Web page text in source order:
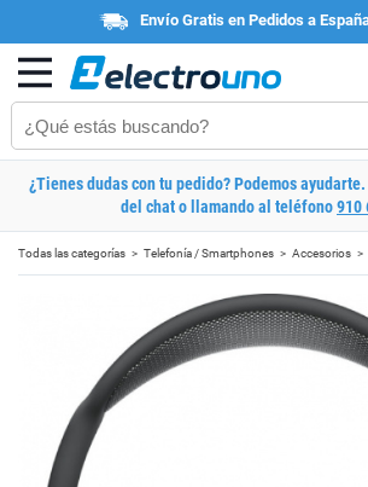
Envío Gratis en Pedidos a
¿Tienes dudas con tu pedido? Podemos
del chat o llamando al teléfono910
Todas las categorías Telefonía / Smartphones Accesorios